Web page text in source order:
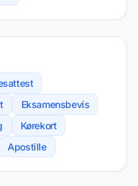
Eksamensbevis
Kørekort
Apostille